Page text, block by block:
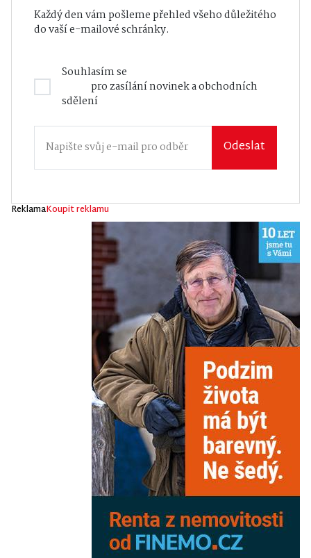
Každý den vám pošleme přehled všeho důležitého
do vaší e-mailové schránky.
Souhlasím se
pro zasílání novinek a obchodních
sdělení
Odeslat
ReklamaKoupit reklamu